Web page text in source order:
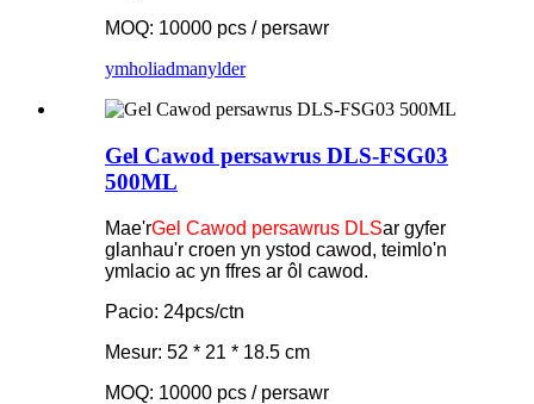
MOQ: 10000 pcs / persawr
ymholiadmanylder
Gel Cawod persawrus DLS-FSG03
500ML
Mae'rGel Cawod persawrus DLSar gyfer
glanhau'r croen yn ystod cawod, teimlo'n
ymlacio ac yn ffres ar ôl cawod.
Pacio: 24pcs/ctn
Mesur: 52 * 21 * 18.5 cm
MOQ: 10000 pcs / persawr